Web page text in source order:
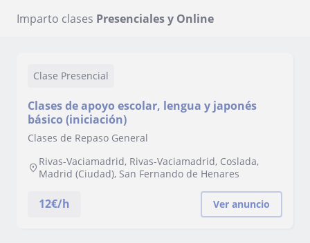
Imparto clases Presenciales y Online
Clase Presencial
Clases de apoyo escolar, lengua y japonés
básico (iniciación)
Clases de Repaso General
Rivas-Vaciamadrid, Rivas-Vaciamadrid, Coslada,
Madrid (Ciudad), San Fernando de Henares
12€/h Ver anuncio